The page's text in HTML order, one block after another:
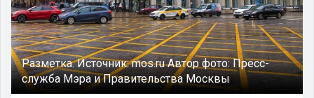
Разметка.Источник:mos.ruАвтор фото:Пресс-
служба Мэра и Правительства Москвы